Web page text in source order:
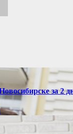
за 2